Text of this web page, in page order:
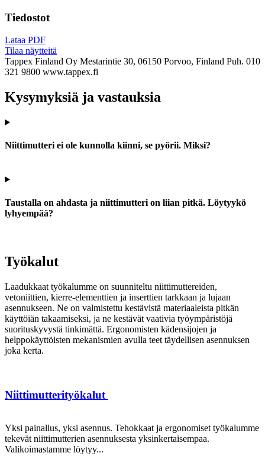
Tiedostot
Lataa PDF
Tilaa näytteitä
Tappex Finland Oy Mestarintie 30, 06150 Porvoo, Finland Puh. 010
321 9800 www.tappex.fi
Kysymyksiä ja vastauksia
Niittimutteri ei ole kunnolla kiinni, se pyörii. Miksi?
Taustalla on ahdasta ja niittimutteri on liian pitkä. Löytyykö
lyhyempää?
Työkalut
Laadukkaat työkalumme on suunniteltu niittimuttereiden,
vetoniittien, kierre-elementtien ja inserttien tarkkaan ja lujaan
asennukseen. Ne on valmistettu kestävistä materiaaleista pitkän
käyttöiän takaamiseksi, ja ne kestävät vaativia työympäristöjä
suorituskyvystä tinkimättä. Ergonomisten kädensijojen ja
helppokäyttöisten mekanismien avulla teet täydellisen asennuksen
joka kerta.
Niittimutterityökalut
Yksi painallus, yksi asennus. Tehokkaat ja ergonomiset työkalumme
tekevät niittimutterien asennuksesta yksinkertaisempaa.
Valikoimastamme löytyy...